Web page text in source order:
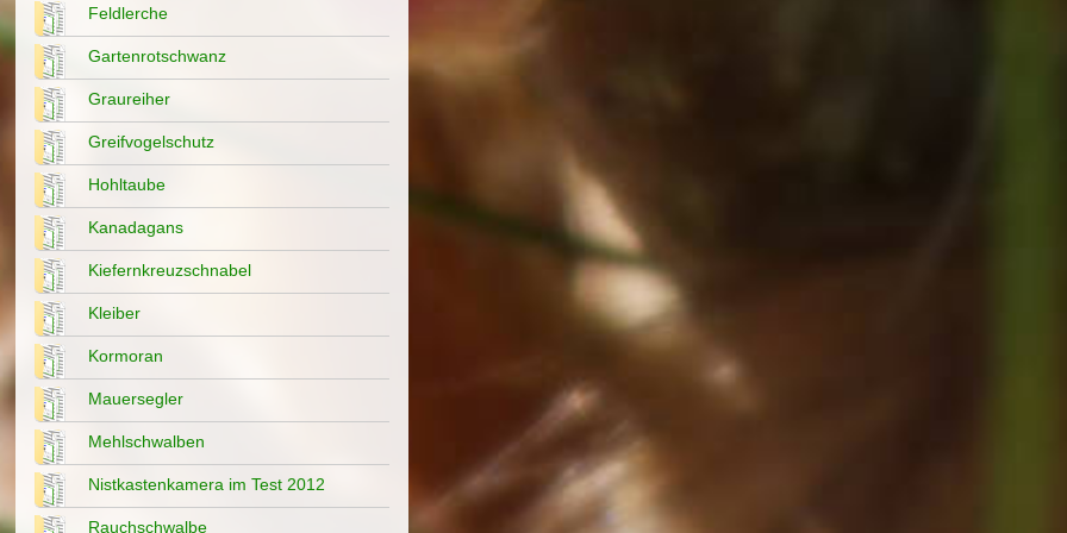
Feldlerche
Gartenrotschwanz
Graureiher
Greifvogelschutz
Hohltaube
Kanadagans
Kiefernkreuzschnabel
Kleiber
Kormoran
Mauersegler
Mehlschwalben
Nistkastenkamera im Test 2012
Rauchschwalbe